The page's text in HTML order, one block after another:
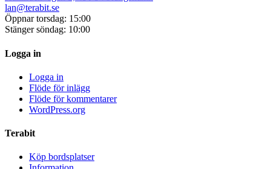
lan@terabit.se
Öppnar torsdag: 15:00
Stänger söndag: 10:00
Logga in
Logga in
Flöde för inlägg
Flöde för kommentarer
WordPress.org
Terabit
Köp bordsplatser